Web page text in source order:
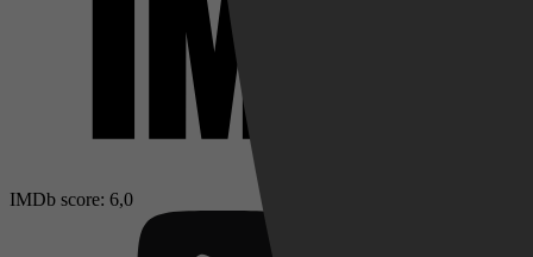
IMDb score: 6,0